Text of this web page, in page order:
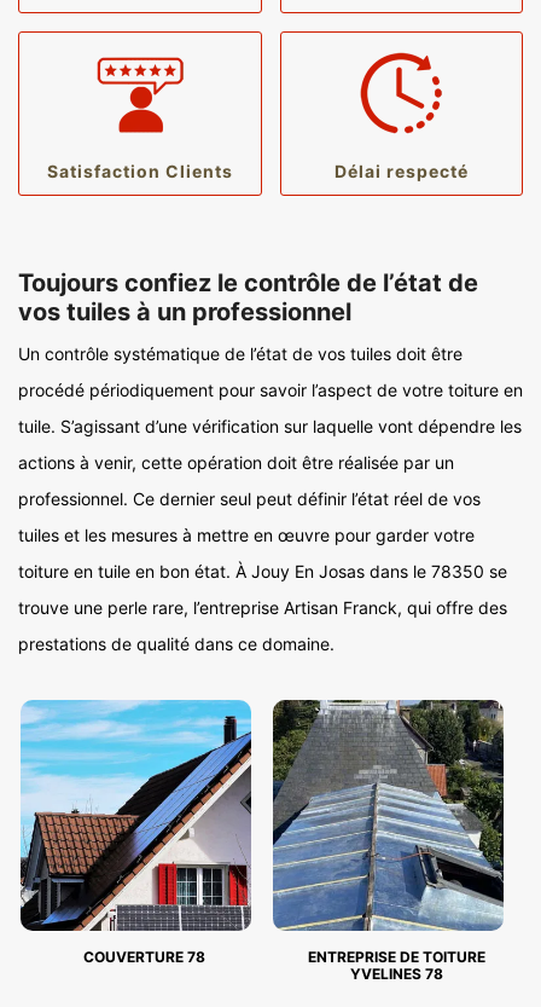
Satisfaction Clients Délai respecté
Toujours confiez le contrôle de l’état de
vos tuiles à un professionnel
Un contrôle systématique de l’état de vos tuiles doit être
procédé périodiquement pour savoir l’aspect de votre toiture en
tuile. S’agissant d’une vérification sur laquelle vont dépendre les
actions à venir, cette opération doit être réalisée par un
professionnel. Ce dernier seul peut définir l’état réel de vos
tuiles et les mesures à mettre en œuvre pour garder votre
toiture en tuile en bon état. À Jouy En Josas dans le 78350 se
trouve une perle rare, l’entreprise Artisan Franck, qui offre des
prestations de qualité dans ce domaine.
COUVERTURE 78
ENTREPRISE DE TOITURE
YVELINES 78